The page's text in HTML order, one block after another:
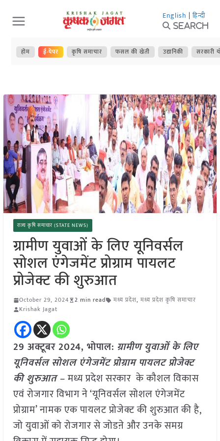
Skip
to
content
English | हिन्दी
Search
होम ई-पेपर कृषि समाचार फसल की खेती उद्यानिकी सरकारी
राज्य कृषि समाचार (STATE NEWS)
ग्रामीण युवाओं के लिए यूनिवर्सल
सोशल एंगेजमेंट प्रोग्राम पायलट
प्रोजेक्ट की शुरुआत
October 29, 2024 2 min read मध्य प्रदेश, मध्य प्रदेश कृषि समाचार
Krishak Jagat
29 अक्टूबर 2024, भोपाल: ग्रामीण युवाओं के लिए
यूनिवर्सल सोशल एंगेजमेंट प्रोग्राम पायलट प्रोजेक्ट
की शुरुआत –मध्य प्रदेश सरकार के कौशल विकास
एवं रोजगार विभाग ने ‘यूनिवर्सल सोशल एंगेजमेंट
प्रोग्राम’ नामक एक पायलट प्रोजेक्ट की शुरुआत की है,
जो युवाओं को रोजगार से जोडऩे और उनके समग्र